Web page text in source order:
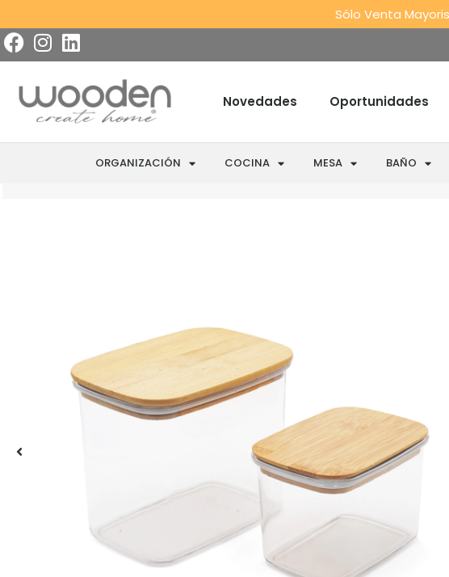
Sólo Venta
Novedades Oportunidades
ORGANIZACIÓN COCINA MESA BAÑO